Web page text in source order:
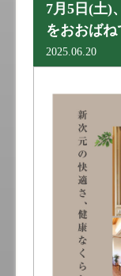
7月5日(土)
をおおばね
2025.06.20